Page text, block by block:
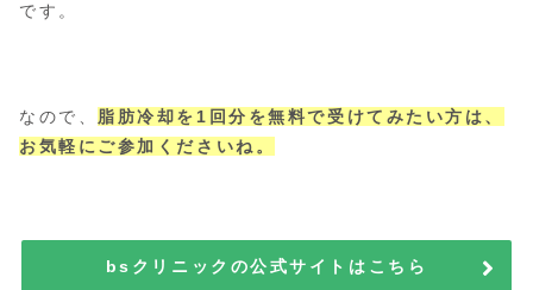
です。
なので、 脂肪冷却を1回分を無料で受けてみたい方は、
お気軽にご参加くださいね。
bsクリニックの公式サイトはこちら